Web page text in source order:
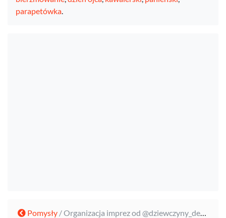
parapetówka
Pomysły / Organizacja imprez od @dziewczyny_dekoruja